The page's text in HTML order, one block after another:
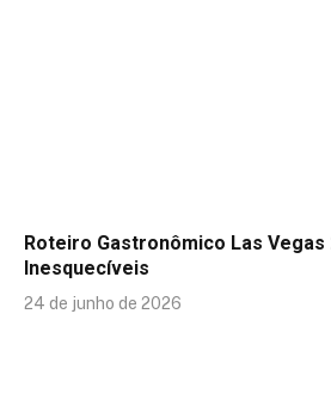
Roteiro Gastronômico Las Vegas
Inesquecíveis
24 de junho de 2026